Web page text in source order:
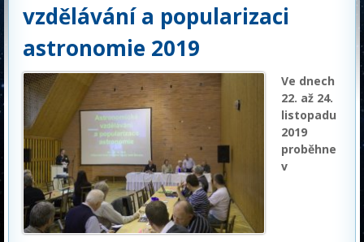
vzdělávání a popularizaci
astronomie 2019
Ve dnech
22. až 24.
listopadu
2019
proběhne
v